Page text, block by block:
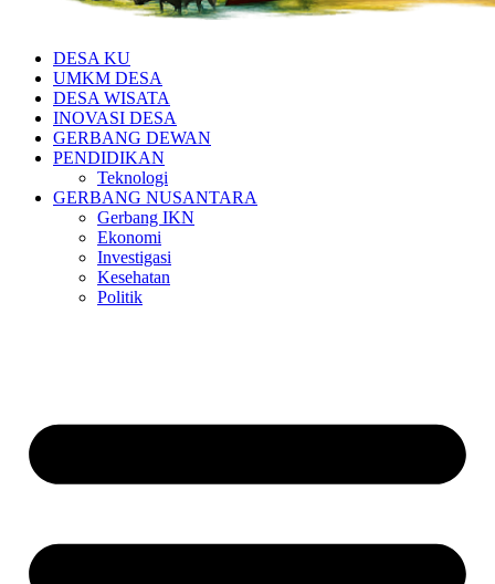
DESA KU
UMKM DESA
DESA WISATA
INOVASI DESA
GERBANG DEWAN
PENDIDIKAN
Teknologi
GERBANG NUSANTARA
Gerbang IKN
Ekonomi
Investigasi
Kesehatan
Politik